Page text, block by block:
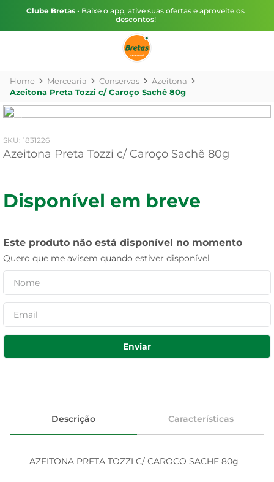
Clube Bretas • Baixe o app, ative suas ofertas e aproveite os
descontos!
Mercearia Conservas
Azeitona
Azeitona Preta Tozzi c/ Caroço Sachê 80g
: 1831226
Azeitona Preta Tozzi c/ Caroço Sachê 80g
Disponível em breve
Este produto não está disponível no momento
Quero que me avisem quando estiver disponível
Enviar
Descrição Características
AZEITONA PRETA TOZZI C/ CAROCO SACHE 80g